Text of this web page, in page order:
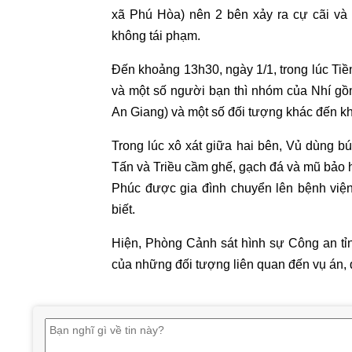
xã Phú Hòa) nên 2 bên xảy ra cự cãi
không tái phạm.
Đến khoảng 13h30, ngày 1/1, trong lúc
và một số người bạn thì nhóm của Nhí
An Giang) và một số đối tượng khác đến
Trong lúc xô xát giữa hai bên, Vủ dùng
Tấn và Triều cầm ghế, gạch đá và mũ
Phúc được gia đình chuyển lên bệnh
biết.
Hiện, Phòng Cảnh sát hình sự Công an
của những đối tượng liên quan đến vụ án,